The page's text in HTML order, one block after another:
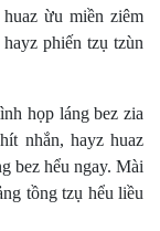
ừu miền ziêm
phiến tzụ tzùn
họp láng bez zia
nhắn, hayz huaz
bez hểu ngay. Mài
tồng tzụ hểu liều